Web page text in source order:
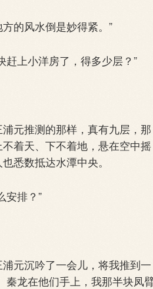
的风水倒是妙得紧。”
上小洋房了，得多少层？”
元推测的那样，真有九层，那
着天、下不着地，悬在空中摇
悉数抵达水潭中央。
排？”
元沉吟了一会儿，将我推到一
秦龙在他们手上，我那半块凤